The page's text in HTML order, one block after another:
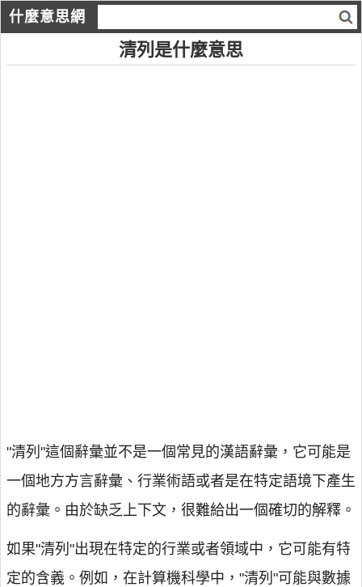
什麼意思網
清列是什麼意思
"清列"這個辭彙並不是一個常見的漢語辭彙，它可能是
一個地方方言辭彙、行業術語或者是在特定語境下產生
的辭彙。由於缺乏上下文，很難給出一個確切的解釋。
如果"清列"出現在特定的行業或者領域中，它可能有特
定的含義。例如，在計算機科學中，"清列"可能與數據